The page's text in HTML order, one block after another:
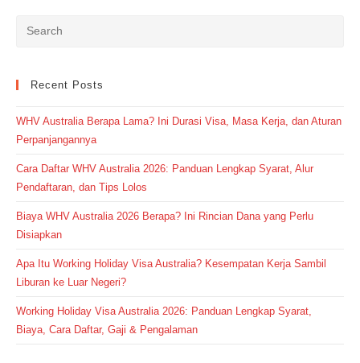
Recent Posts
WHV Australia Berapa Lama? Ini Durasi Visa, Masa Kerja, dan Aturan
Perpanjangannya
Cara Daftar WHV Australia 2026: Panduan Lengkap Syarat, Alur
Pendaftaran, dan Tips Lolos
Biaya WHV Australia 2026 Berapa? Ini Rincian Dana yang Perlu
Disiapkan
Apa Itu Working Holiday Visa Australia? Kesempatan Kerja Sambil
Liburan ke Luar Negeri?
Working Holiday Visa Australia 2026: Panduan Lengkap Syarat,
Biaya, Cara Daftar, Gaji & Pengalaman